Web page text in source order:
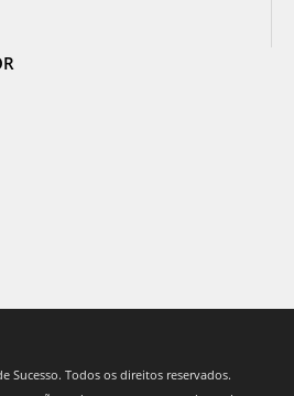
Sucesso. Todos os direitos reservados.